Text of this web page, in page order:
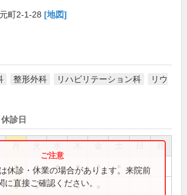
町2-1-28 [地図]
整形外科 リハビリテーション科
リウ
診日
祝
● ● ● ● ●
● ● ●
休診・休業の場合があります。来院前
に直接ご確認ください。